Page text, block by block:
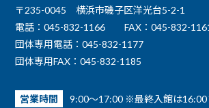
〒235-0045 横浜市磯子区洋光台5-2-1
電話：045-832-1166
FAX：045-832-
団体専用電話：045-832-1177
団体専用FAX：045-832-1185
営業時間 9:00～17:00 ※最終入館は16:00